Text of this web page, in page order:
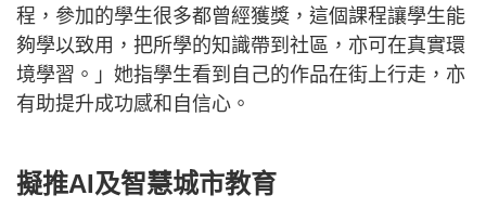
程，參加的學生很多都曾經獲獎，這個課程讓學生能
夠學以致用，把所學的知識帶到社區，亦可在真實環
境學習。」她指學生看到自己的作品在街上行走，亦
有助提升成功感和自信心。
擬推AI及智慧城市教育